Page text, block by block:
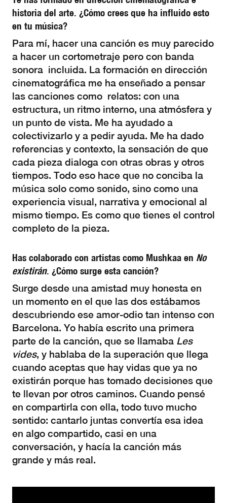
historia del arte. ¿Cómo crees que ha influido esto
en tu música?
Para mí, hacer una canción es muy parecido
a hacer un cortometraje pero con banda
sonora incluida. La formación en dirección
cinematográfica me ha enseñado a pensar
las canciones como relatos: con una
estructura, un ritmo interno, una atmósfera y
un punto de vista. Me ha ayudado a
colectivizarlo y a pedir ayuda. Me ha dado
referencias y contexto, la sensación de que
cada pieza dialoga con otras obras y otros
tiempos. Todo eso hace que no conciba la
música solo como sonido, sino como una
experiencia visual, narrativa y emocional al
mismo tiempo. Es como que tienes el control
completo de la pieza.
Has colaborado con artistas como Mushkaa en No
existirán. ¿Cómo surge esta canción?
Surge desde una amistad muy honesta en
un momento en el que las dos estábamos
descubriendo ese amor-odio tan intenso con
Barcelona. Yo había escrito una primera
parte de la canción, que se llamaba Les
vides, y hablaba de la superación que llega
cuando aceptas que hay vidas que ya no
existirán porque has tomado decisiones que
te llevan por otros caminos. Cuando pensé
en compartirla con ella, todo tuvo mucho
sentido: cantarlo juntas convertía esa idea
en algo compartido, casi en una
conversación, y hacía la canción más
grande y más real.